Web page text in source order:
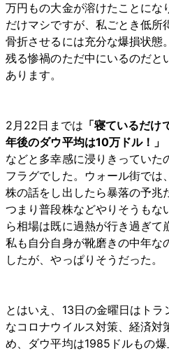
万円もの大金が溶けたことにな
だけマシですが、私ごとき低所
骨折させるには充分な爆損状態
残る惨禍のただ中にいるのだと
あります。
2月22日までは 「寝ているだ
年後のダウ平均は10万ドル！」
などと多幸感に浸りきっていた
フラグでした。ウォール街では
株の話をし出したら暴落の予兆
つまり普段株などやりそうもな
ら相場は既に過熱が行き過ぎて
私も自分自身が靴磨きの中年な
したが、やっぱりそうだった。
とはいえ、13日の金曜日はト
なコロナウイルス対策、経済対
め、ダウ平均は1985ドルもの